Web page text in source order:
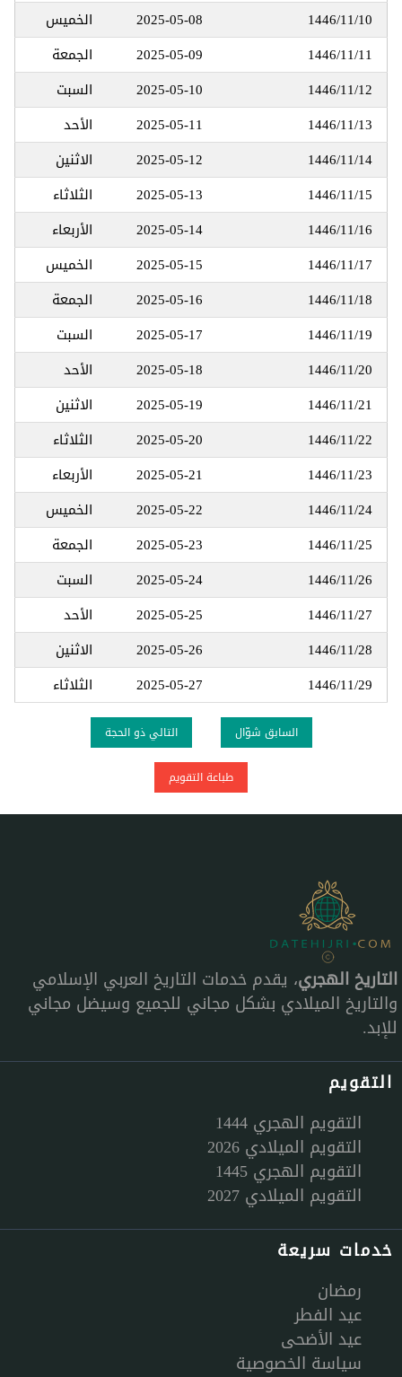
1446/11/10
2025-05-08
الخميس
1446/11/11
2025-05-09
الجمعة
1446/11/12
2025-05-10
السبت
1446/11/13
2025-05-11
الأحد
1446/11/14
2025-05-12
الاثنين
1446/11/15
2025-05-13
الثلاثاء
1446/11/16
2025-05-14
الأربعاء
1446/11/17
2025-05-15
الخميس
1446/11/18
2025-05-16
الجمعة
1446/11/19
2025-05-17
السبت
1446/11/20
2025-05-18
الأحد
1446/11/21
2025-05-19
الاثنين
1446/11/22
2025-05-20
الثلاثاء
1446/11/23
2025-05-21
الأربعاء
1446/11/24
2025-05-22
الخميس
1446/11/25
2025-05-23
الجمعة
1446/11/26
2025-05-24
السبت
1446/11/27
2025-05-25
الأحد
1446/11/28
2025-05-26
الاثنين
1446/11/29
2025-05-27 الثلاثاء
السابق شوّال التالي ذو الحجة
طباعة التقويم
التاريخ الهجري، يقدم خدمات التاريخ العربي الإسلامي
والتاريخ الميلادي بشكل مجاني للجميع وسيضل مجاني
للإبد.
التقويم
التقويم الهجري 1444
التقويم الميلادي 2026
التقويم الهجري 1445
التقويم الميلادي 2027
خدمات سريعة
رمضان
عيد الفطر
عيد الأضحى
سياسة الخصوصية